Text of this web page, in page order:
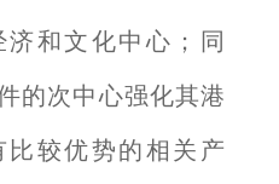
和文化中心；同
的次中心强化其港
比较优势的相关产